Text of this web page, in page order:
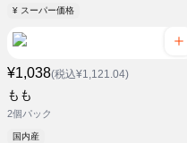
¥ スーパー価格
¥1,038(税込¥1,121.04)
もも
2個パック
国内産